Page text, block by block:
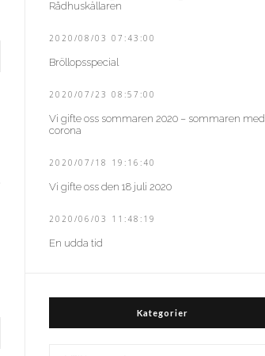
Rådhuskällaren
2020/08/03 07:43:00
Bröllopsspecial
2020/07/23 08:57:00
Vi gifte oss sommaren 2020 – sommaren med
corona
2020/07/18 19:16:40
Vi gifte oss den 18 juli 2020
2020/06/03 11:48:19
En udda tid
Kategorier